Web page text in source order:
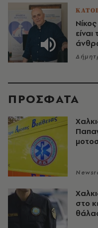
ΠΡΟΣΦΑΤΑ
στο